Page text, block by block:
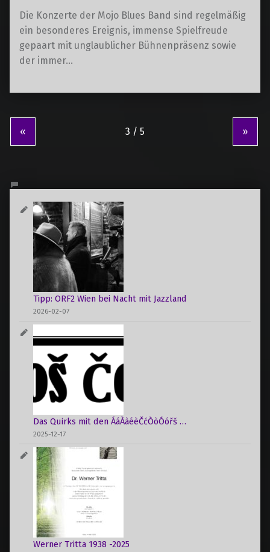
Die Konzerte der Mojo Blues Band sind regelmäßig
ein besonderes Ereignis, immense Spielfreude
gepaart mit unglaublicher Bühnenpräsenz sowie
der immer…
« »
Tipp: ORF2 Wien bei Nacht mit Jazzland
2026-02-07
Das Quirks mit den ÁáÀàéèČćÒòÓóřš …
2025-12-17
Werner Tritta 1938 -2025